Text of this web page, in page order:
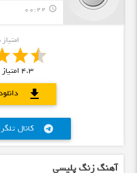
query_builder
00:22
4.3
download
کانال telegram
آهنگ زنگ پلیسی